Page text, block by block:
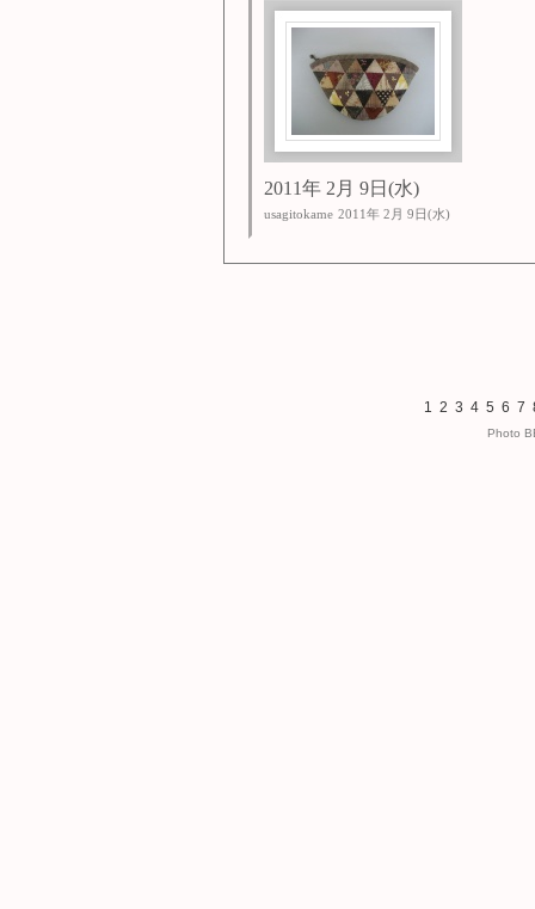
2011年 2月 9日(水)
usagitokame 2011年 2月 9日(水)
1 2 3 4 5 6 7
Photo